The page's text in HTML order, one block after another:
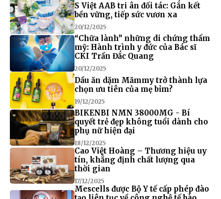
S Việt AAB tri ân đối tác: Gắn kết
bền vững, tiếp sức vươn xa
20/12/2025
“Chữa lành” những di chứng thẩm
mỹ: Hành trình y đức của Bác sĩ
CKI Trần Đắc Quang
20/12/2025
Dầu ăn dặm Mămmy trở thành lựa
chọn ưu tiên của mẹ bỉm?
19/12/2025
BIKENBI NMN 38000MG - Bí
quyết trẻ đẹp không tuổi dành cho
phụ nữ hiện đại
18/12/2025
Cao Việt Hoàng – Thương hiệu uy
tín, khẳng định chất lượng qua
thời gian
17/12/2025
Mescells được Bộ Y tế cấp phép đào